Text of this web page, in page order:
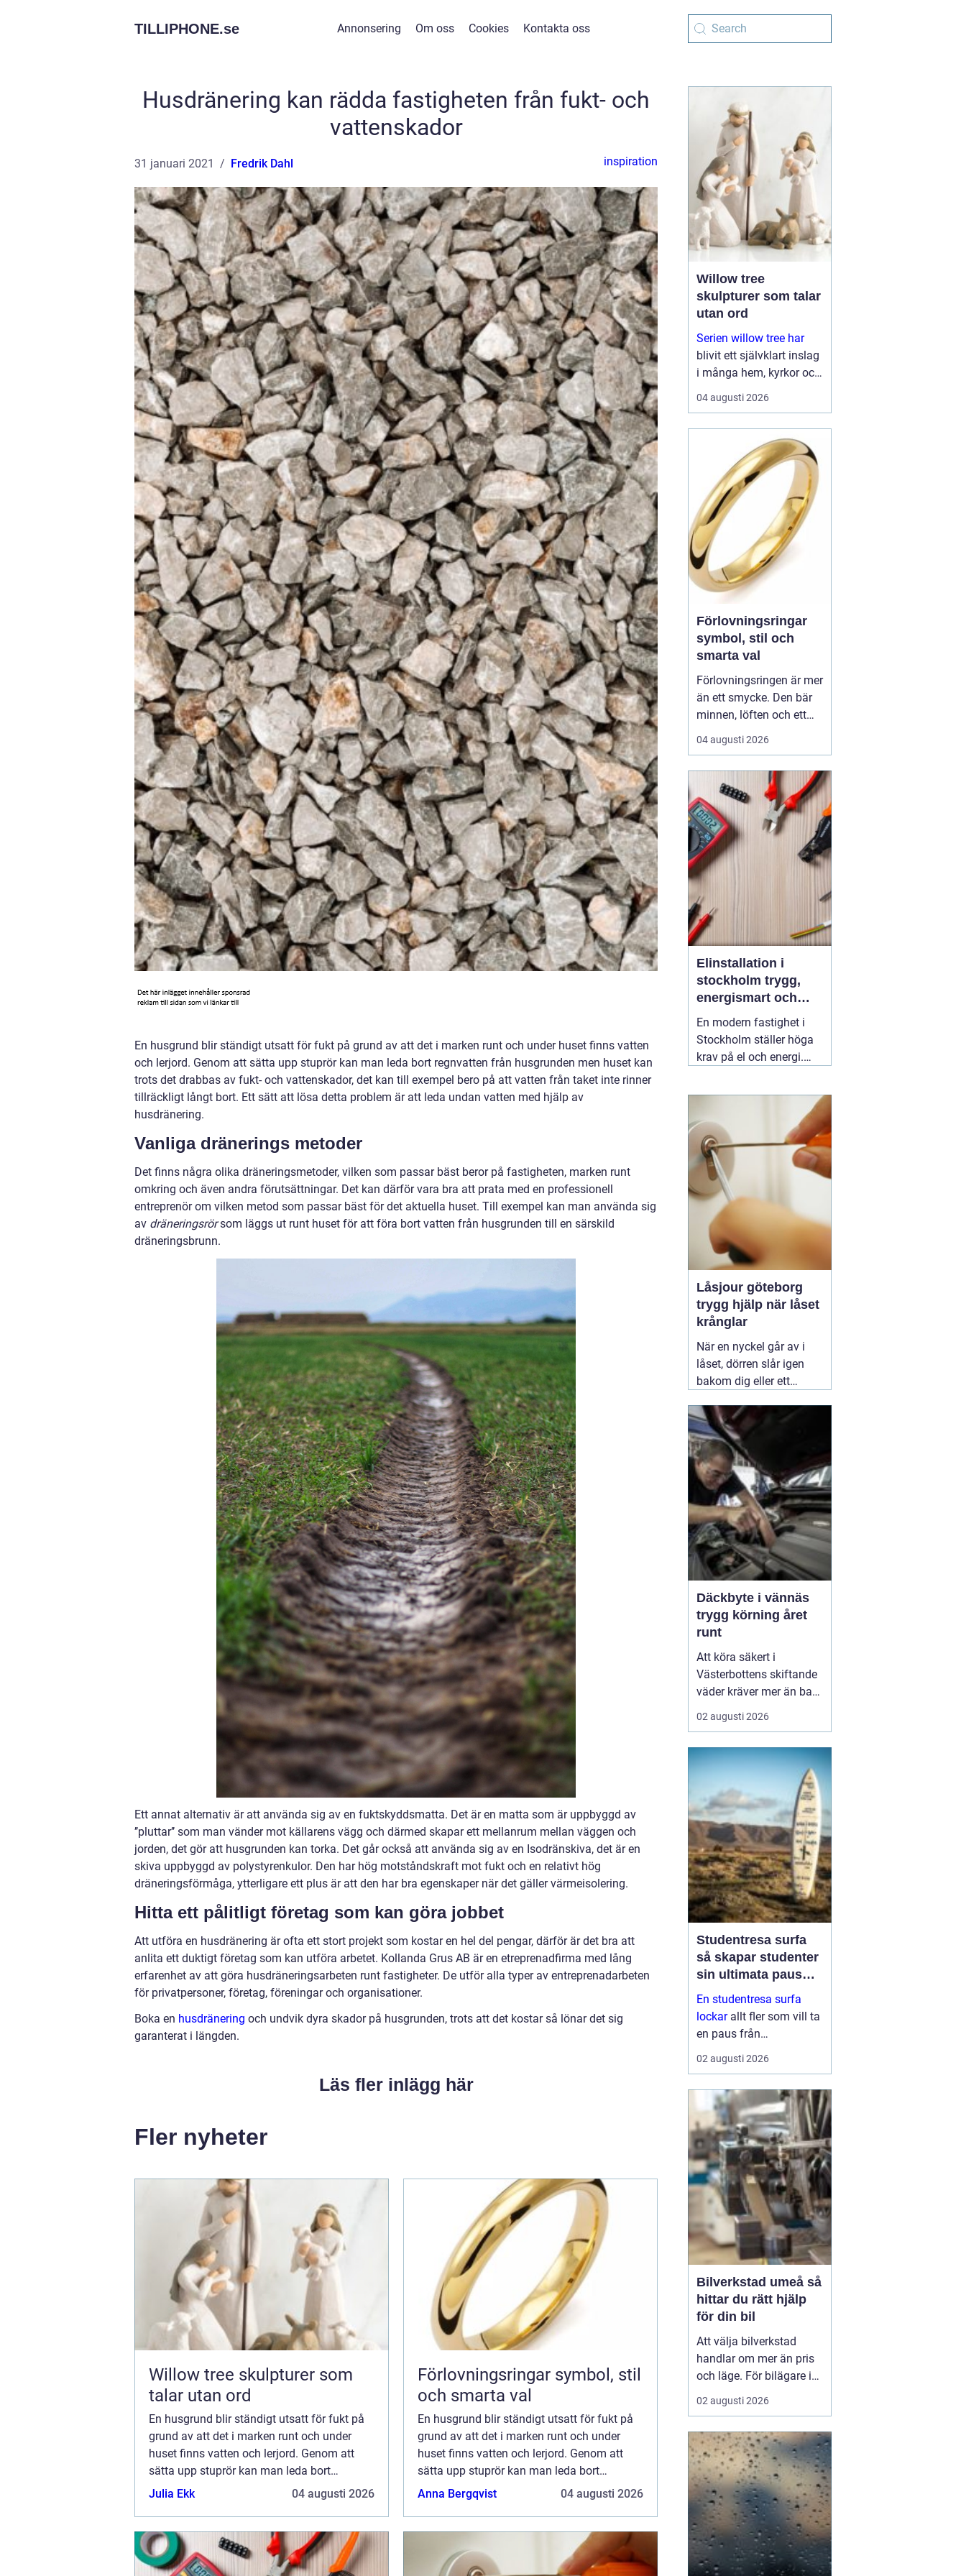
TILLIPHONE.se Annonsering Om oss Cookies Kontakta oss
Husdränering kan rädda fastigheten från fukt- och
vattenskador
31 januari 2021 Fredrik Dahl inspiration
En husgrund blir ständigt utsatt för fukt på grund av att det i marken runt och under huset finns vatten
och lerjord. Genom att sätta upp stuprör kan man leda bort regnvatten från husgrunden men huset kan
trots det drabbas av fukt- och vattenskador, det kan till exempel bero på att vatten från taket inte rinner
tillräckligt långt bort. Ett sätt att lösa detta problem är att leda undan vatten med hjälp av
husdränering.
Vanliga dränerings metoder
Det finns några olika dräneringsmetoder, vilken som passar bäst beror på fastigheten, marken runt
omkring och även andra förutsättningar. Det kan därför vara bra att prata med en professionell
entreprenör om vilken metod som passar bäst för det aktuella huset. Till exempel kan man använda sig
av dräneringsrörsom läggs ut runt huset för att föra bort vatten från husgrunden till en särskild
dräneringsbrunn.
Ett annat alternativ är att använda sig av en fuktskyddsmatta. Det är en matta som är uppbyggd av
’’pluttar’’ som man vänder mot källarens vägg och därmed skapar ett mellanrum mellan väggen och
jorden, det gör att husgrunden kan torka. Det går också att använda sig av en Isodränskiva, det är en
skiva uppbyggd av polystyrenkulor. Den har hög motståndskraft mot fukt och en relativt hög
dräneringsförmåga, ytterligare ett plus är att den har bra egenskaper när det gäller värmeisolering.
Hitta ett pålitligt företag som kan göra jobbet
Att utföra en husdränering är ofta ett stort projekt som kostar en hel del pengar, därför är det bra att
anlita ett duktigt företag som kan utföra arbetet. Kollanda Grus AB är en etreprenadfirma med lång
erfarenhet av att göra husdräneringsarbeten runt fastigheter. De utför alla typer av entreprenadarbeten
för privatpersoner, företag, föreningar och organisationer.
Boka en husdränering och undvik dyra skador på husgrunden, trots att det kostar så lönar det sig
garanterat i längden.
Läs fler inlägg här
Fler nyheter
Willow tree skulpturer som
talar utan ord
En husgrund blir ständigt utsatt för fukt på
grund av att det i marken runt och under
huset finns vatten och lerjord. Genom att
sätta upp stuprör kan man leda bort
regnvatten från husgrunden men huset kan
Julia Ekk 04 augusti 2026
Förlovningsringar symbol, stil
och smarta val
En husgrund blir ständigt utsatt för fukt på
grund av att det i marken runt och under
huset finns vatten och lerjord. Genom att
sätta upp stuprör kan man leda bort
regnvatten från husgrunden men huset kan
Anna Bergqvist 04 augusti 2026
Willow tree
skulpturer som talar
utan ord
Serien willow tree har
blivit ett självklart inslag
i många hem, kyrkor och
arbetsrum. De stilla
figurerna utan ansikten
känslor. De uttrycker
kärlek, sorg, hopp och
tacksa...
04 augusti 2026
Förlovningsringar
symbol, stil och
smarta val
Förlovningsringen är mer
än ett smycke. Den bär
minnen, löften och ett
vardagsliv tillsammans.
Samtidigt innebär valet
vilket material håller
bäst, hur skiljer sig olika
stilar åt och hur hittar
man rätt storlek utan
stress? Med...
04 augusti 2026
Elinstallation i
stockholm trygg,
energismart och
framtidssäker el i
fastigheten
En modern fastighet i
Stockholm ställer höga
krav på el och energi.
värmepumpar,
ventilation, laddboxar
och solcellsbatterier ska
fungera tillsammans
säkert, effektivt och utan
onödigt krångel. En
augusti 2026
Låsjour göteborg
trygg hjälp när låset
krånglar
När en nyckel går av i
låset, dörren slår igen
bakom dig eller ett
och karm, uppstår ofta
stress och osäkerhet. I
den stunden spelar
klockslaget ingen roll du
behöver hjälp direkt. En
03 augusti 2026
Däckbyte i vännäs
trygg körning året
runt
Att köra säkert i
Västerbottens skiftande
väder kräver mer än bara
ett körkort och en pålitlig
bil. Däckens skick och
roll för både
bromssträcka, kontroll
och komfort. I en ort
som Vännäs, där
vintrarna ofta är långa
och vägar...
02 augusti 2026
Studentresa surfa
så skapar studenter
sin ultimata paus
från plugget
En studentresa surfa
lockarallt fler som vill ta
en paus från
föreläsningar, tentaplugg
och sena kvällar i
både fysisk utmaning
och mental
återhämtning, samtidigt
som ...
02 augusti 2026
Bilverkstad umeå så
hittar du rätt hjälp
för din bil
Att välja bilverkstad
handlar om mer än pris
och läge. För bilägare i
Umeå väger trygghet,
tillgänglighet och tydliga
tungt. Enmodern
bilverkst...
02 augusti 2026